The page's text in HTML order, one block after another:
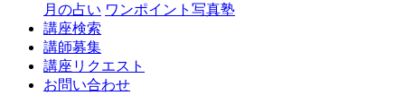
月の占い ワンポイント写真塾
講座検索
講師募集
講座リクエスト
お問い合わせ